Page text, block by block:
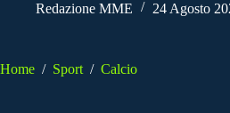
Redazione MME 24 Agosto
Home / Sport / Calcio